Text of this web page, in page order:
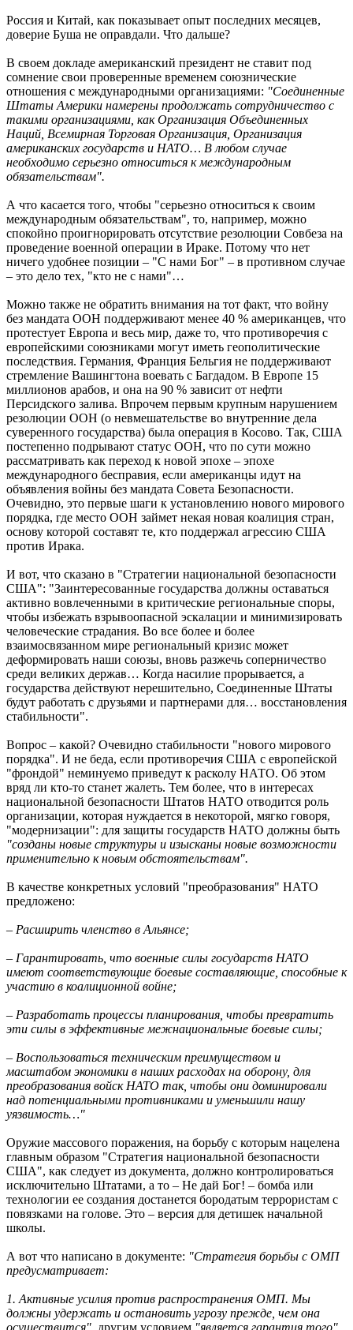
Россия и Китай, как показывает опыт последних месяцев,
доверие Буша не оправдали. Что дальше?
В своем докладе американский президент не ставит под
сомнение свои проверенные временем союзнические
отношения с международными организациями: "Соединенные
Штаты Америки намерены продолжать сотрудничество с
такими организациями, как Организация Объединенных
Наций, Всемирная Торговая Организация, Организация
американских государств и НАТО… В любом случае
необходимо серьезно относиться к международным
обязательствам".
А что касается того, чтобы "серьезно относиться к своим
международным обязательствам", то, например, можно
спокойно проигнорировать отсутствие резолюции Совбеза на
проведение военной операции в Ираке. Потому что нет
ничего удобнее позиции – "С нами Бог" – в противном случае
– это дело тех, "кто не с нами"…
Можно также не обратить внимания на тот факт, что войну
без мандата ООН поддерживают менее 40 % американцев, что
протестует Европа и весь мир, даже то, что противоречия с
европейскими союзниками могут иметь геополитические
последствия. Германия, Франция Бельгия не поддерживают
стремление Вашингтона воевать с Багдадом. В Европе 15
миллионов арабов, и она на 90 % зависит от нефти
Персидского залива. Впрочем первым крупным нарушением
резолюции ООН (о невмешательстве во внутренние дела
суверенного государства) была операция в Косово. Так, США
постепенно подрывают статус ООН, что по сути можно
рассматривать как переход к новой эпохе – эпохе
международного бесправия, если американцы идут на
объявления войны без мандата Совета Безопасности.
Очевидно, это первые шаги к установлению нового мирового
порядка, где место ООН займет некая новая коалиция стран,
основу которой составят те, кто поддержал агрессию США
против Ирака.
И вот, что сказано в "Стратегии национальной безопасности
США": "Заинтересованные государства должны оставаться
активно вовлеченными в критические региональные споры,
чтобы избежать взрывоопасной эскалации и минимизировать
человеческие страдания. Во все более и болеe
взаимосвязанном мире региональный кризис может
деформировать наши союзы, вновь разжечь соперничество
среди великих держав… Когда насилие прорывается, а
государства действуют нерешительно, Соединенные Штаты
будут работать с друзьями и партнерами для… восстановления
стабильности".
Вопрос – какой? Очевидно стабильности "нового мирового
порядка". И не беда, если противоречия США с европейской
"фрондой" неминуемо приведут к расколу НАТО. Об этом
вряд ли кто-то станет жалеть. Тем более, что в интересах
национальной безопасности Штатов НАТО отводится роль
организации, которая нуждается в некоторой, мягко говоря,
"модернизации": для защиты государств НАТО должны быть
"созданы новые структуры и изысканы новые возможности
применительно к новым обстоятельствам".
В качестве конкретных условий "преобразования" НАТО
предложено:
– Расширить членство в Альянсе;
– Гарантировать, что военные силы государств НАТО
имеют соответствующие боевые составляющие, способные к
участию в коалиционной войне;
– Разработать процессы планирования, чтобы превратить
эти силы в эффективные межнациональные боевые силы;
– Воспользоваться техническим преимуществом и
масштабом экономики в наших расходах на оборону, для
преобразования войск НАТО так, чтобы они доминировали
над потенциальными противниками и уменьшили нашу
уязвимость…"
Оружие массового поражения, на борьбу с которым нацелена
главным образом "Стратегия национальной безопасности
США", как следует из документа, должно контролироваться
исключительно Штатами, а то – Не дай Бог! – бомба или
технологии ее создания достанется бородатым террористам с
повязками на голове. Это – версия для детишек начальной
школы.
А вот что написано в документе: "Стратегия борьбы с ОМП
предусматривает:
1. Активные усилия против распространения ОМП. Мы
должны удержать и остановить угрозу прежде, чем она
осуществится", другим условием "является гарантия того"